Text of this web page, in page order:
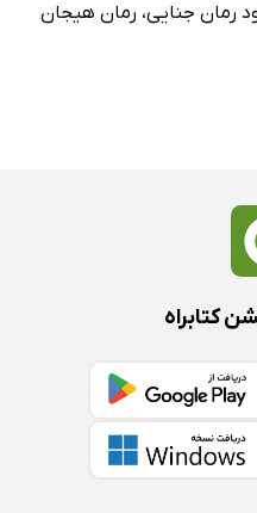
رمان جنایی، رمان هیجان
کتابراه